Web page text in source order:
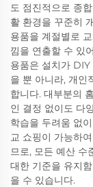
도 점진적으로 종
활 환경을 꾸준히
용품을 계절별로
낌을 연출할 수 있
용품은 설치가
을 뿐 아니라, 개인
합니다. 대부분의
인 결정 없이도 다
학습을 두려움 없
교 쇼핑이 가능하
므로, 모든 예산 수
대한 기준을 유지
을 수 있습니다.